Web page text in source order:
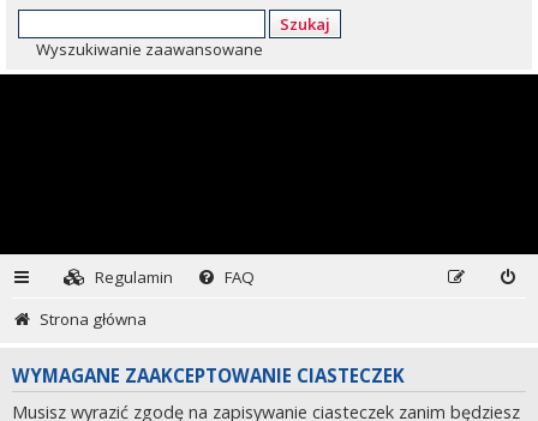
Szukaj
Wyszukiwanie zaawansowane
Regulamin
FAQ
Strona główna
WYMAGANE ZAAKCEPTOWANIE CIASTECZEK
Musisz wyrazić zgodę na zapisywanie ciasteczek zanim będziesz